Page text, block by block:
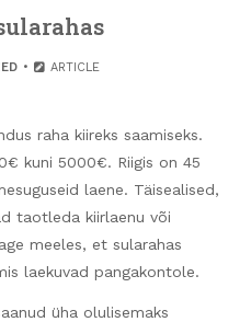
ARTICLE
raha kiireks saamiseks.
kuni 5000€. Riigis on 45
laene. Täisealised,
taotleda kiirlaenu või
meeles, et sularahas
laekuvad pangakontole.
üha olulisemaks